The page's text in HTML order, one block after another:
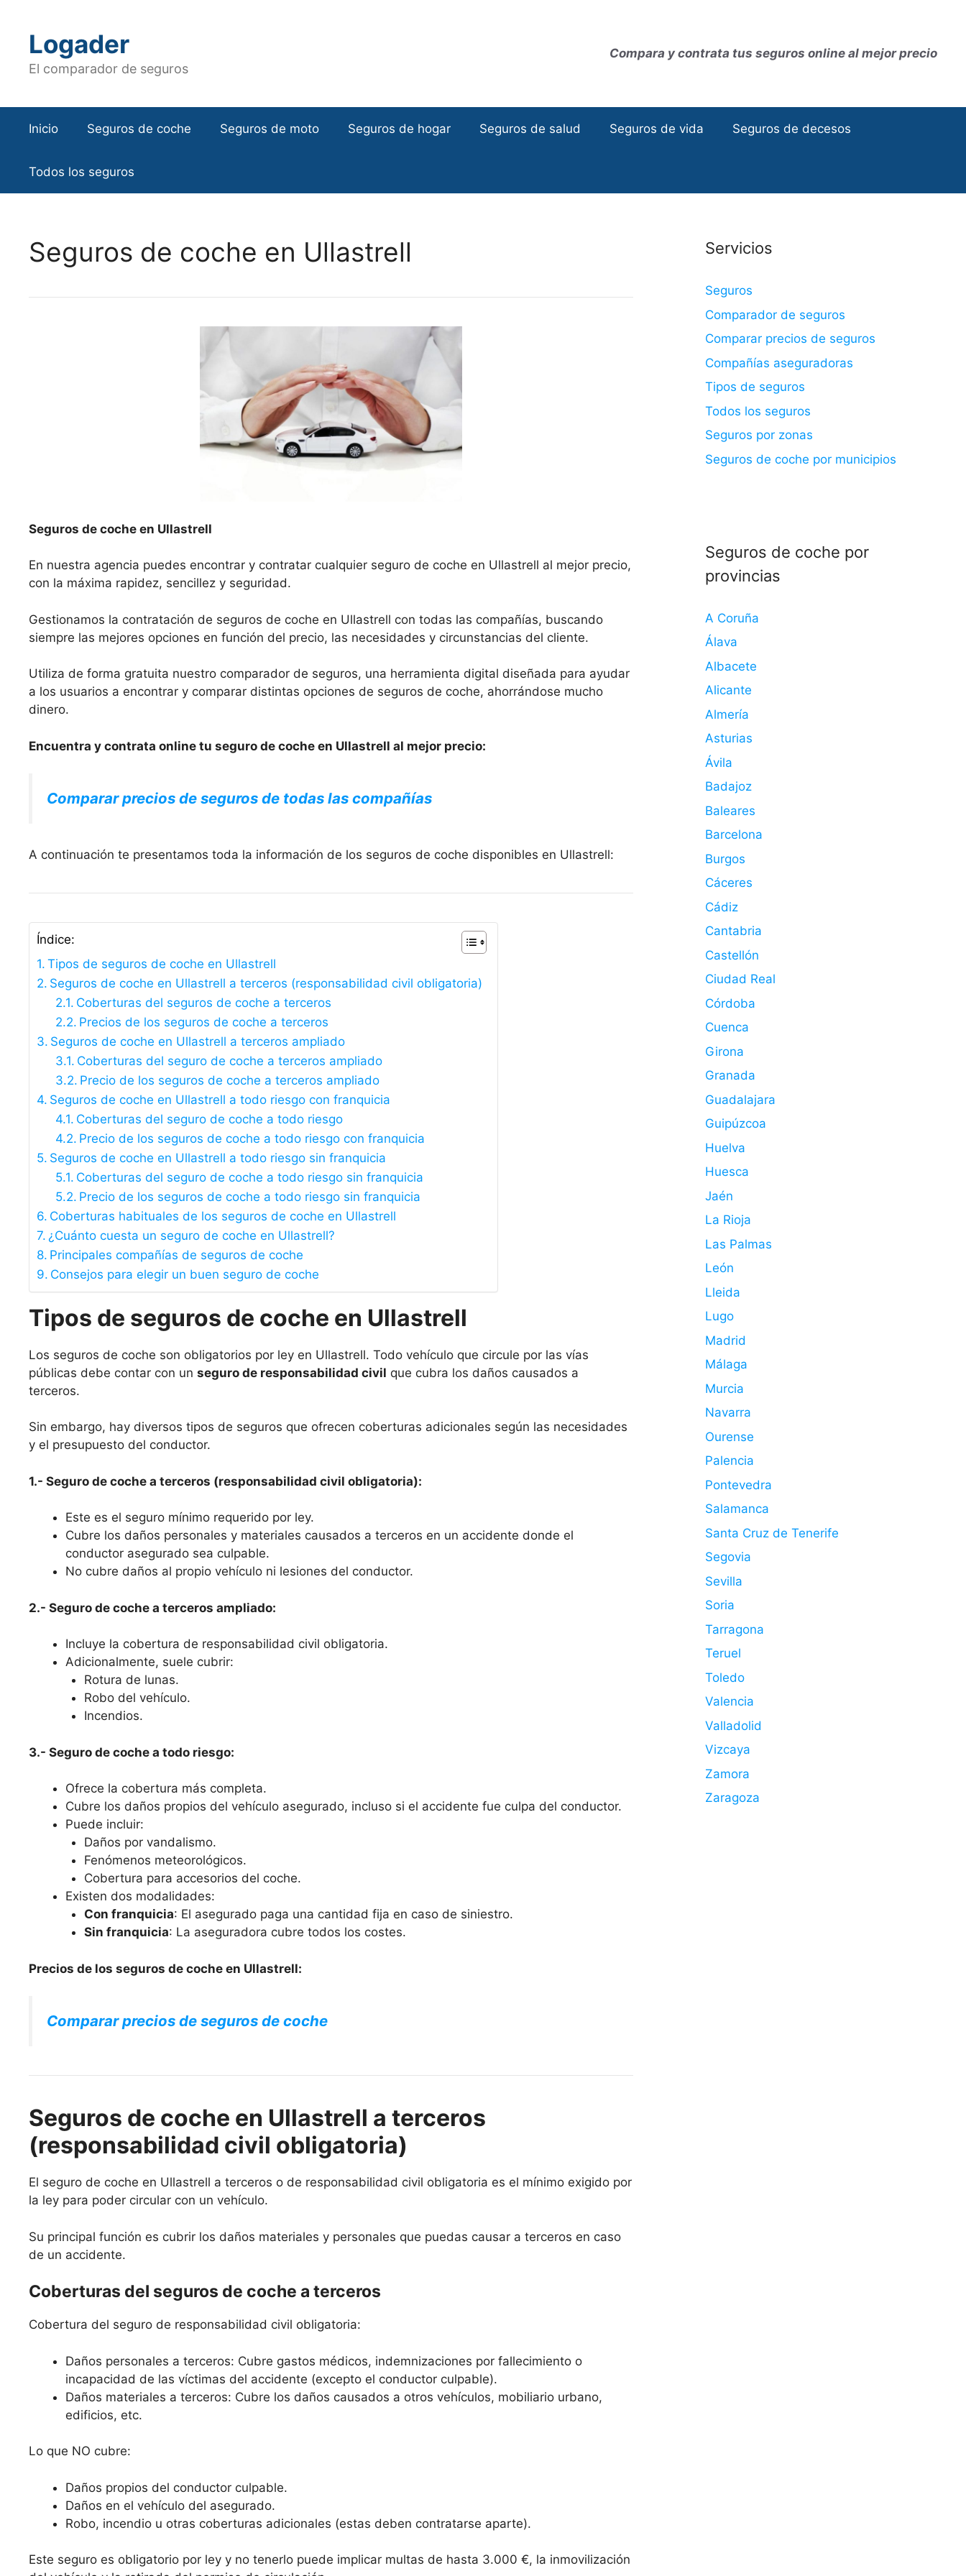
contenidoLogader
El comparador de seguros
Compara y contrata tus seguros online al mejor precio
Inicio Seguros de coche Seguros de moto Seguros de hogar Seguros de salud Seguros de vida Seguros de decesos
Todos los seguros
Seguros de coche en Ullastrell
Seguros de coche en Ullastrell
En nuestra agencia puedes encontrar y contratar cualquier seguro de coche en Ullastrell al mejor precio,
con la máxima rapidez, sencillez y seguridad.
Gestionamos la contratación de seguros de coche en Ullastrell con todas las compañías, buscando
siempre las mejores opciones en función del precio, las necesidades y circunstancias del cliente.
Utiliza de forma gratuita nuestro comparador de seguros, una herramienta digital diseñada para ayudar
a los usuarios a encontrar y comparar distintas opciones de seguros de coche, ahorrándose mucho
dinero.
Encuentra y contrata online tu seguro de coche en Ullastrell al mejor precio:
Comparar precios de seguros de todas las compañías
A continuación te presentamos toda la información de los seguros de coche disponibles en Ullastrell:
Índice:
Tipos de seguros de coche en Ullastrell
Seguros de coche en Ullastrell a terceros (responsabilidad civil obligatoria)
Coberturas del seguros de coche a terceros
Precios de los seguros de coche a terceros
Seguros de coche en Ullastrell a terceros ampliado
Coberturas del seguro de coche a terceros ampliado
Precio de los seguros de coche a terceros ampliado
Seguros de coche en Ullastrell a todo riesgo con franquicia
Coberturas del seguro de coche a todo riesgo
Precio de los seguros de coche a todo riesgo con franquicia
Seguros de coche en Ullastrell a todo riesgo sin franquicia
Coberturas del seguro de coche a todo riesgo sin franquicia
Precio de los seguros de coche a todo riesgo sin franquicia
Coberturas habituales de los seguros de coche en Ullastrell
¿Cuánto cuesta un seguro de coche en Ullastrell?
Principales compañías de seguros de coche
Consejos para elegir un buen seguro de coche
Tipos de seguros de coche en Ullastrell
Los seguros de coche son obligatorios por ley en Ullastrell. Todo vehículo que circule por las vías
públicas debe contar con un seguro de responsabilidad civil que cubra los daños causados a
terceros.
Sin embargo, hay diversos tipos de seguros que ofrecen coberturas adicionales según las necesidades
y el presupuesto del conductor.
1.- Seguro de coche a terceros (responsabilidad civil obligatoria):
Este es el seguro mínimo requerido por ley.
Cubre los daños personales y materiales causados a terceros en un accidente donde el
conductor asegurado sea culpable.
No cubre daños al propio vehículo ni lesiones del conductor.
2.- Seguro de coche a terceros ampliado:
Incluye la cobertura de responsabilidad civil obligatoria.
Adicionalmente, suele cubrir:
Rotura de lunas.
Robo del vehículo.
Incendios.
3.- Seguro de coche a todo riesgo:
Ofrece la cobertura más completa.
Cubre los daños propios del vehículo asegurado, incluso si el accidente fue culpa del conductor.
Puede incluir:
Daños por vandalismo.
Fenómenos meteorológicos.
Cobertura para accesorios del coche.
Existen dos modalidades:
Con franquicia: El asegurado paga una cantidad fija en caso de siniestro.
Sin franquicia: La aseguradora cubre todos los costes.
Precios de los seguros de coche en Ullastrell:
Comparar precios de seguros de coche
Seguros de coche en Ullastrell a terceros
(responsabilidad civil obligatoria)
El seguro de coche en Ullastrell a terceros o de responsabilidad civil obligatoria es el mínimo exigido por
la ley para poder circular con un vehículo.
Su principal función es cubrir los daños materiales y personales que puedas causar a terceros en caso
de un accidente.
Coberturas del seguros de coche a terceros
Cobertura del seguro de responsabilidad civil obligatoria:
Daños personales a terceros: Cubre gastos médicos, indemnizaciones por fallecimiento o
incapacidad de las víctimas del accidente (excepto el conductor culpable).
Daños materiales a terceros: Cubre los daños causados a otros vehículos, mobiliario urbano,
edificios, etc.
Lo que NO cubre:
Daños propios del conductor culpable.
Daños en el vehículo del asegurado.
Robo, incendio u otras coberturas adicionales (estas deben contratarse aparte).
Este seguro es obligatorio por ley y no tenerlo puede implicar multas de hasta 3.000 €, la inmovilización
Servicios
Seguros
Comparador de seguros
Comparar precios de seguros
Compañías aseguradoras
Tipos de seguros
Todos los seguros
Seguros por zonas
Seguros de coche por municipios
Seguros de coche por
provincias
A Coruña
Álava
Albacete
Alicante
Almería
Asturias
Ávila
Badajoz
Baleares
Barcelona
Burgos
Cáceres
Cádiz
Cantabria
Castellón
Ciudad Real
Córdoba
Cuenca
Girona
Granada
Guadalajara
Guipúzcoa
Huelva
Huesca
Jaén
La Rioja
Las Palmas
León
Lleida
Lugo
Madrid
Málaga
Murcia
Navarra
Ourense
Palencia
Pontevedra
Salamanca
Santa Cruz de Tenerife
Segovia
Sevilla
Soria
Tarragona
Teruel
Toledo
Valencia
Valladolid
Vizcaya
Zamora
Zaragoza